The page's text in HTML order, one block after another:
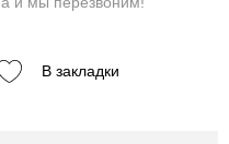
В закладки